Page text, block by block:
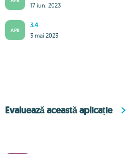
17 iun. 2023
APK
3.4
3 mai 2023
Evaluează această aplicație